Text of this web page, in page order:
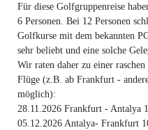
Für diese Golfgruppenreise
6 Personen. Bei 12 Personen
Golfkurse mit dem bekannten
sehr beliebt und eine solche
Wir raten daher zu einer raschen
Flüge (z.B. ab Frankfurt -
möglich):
28.11.2026 Frankfurt - Antalya
05.12.2026 Antalya- Frankfurt